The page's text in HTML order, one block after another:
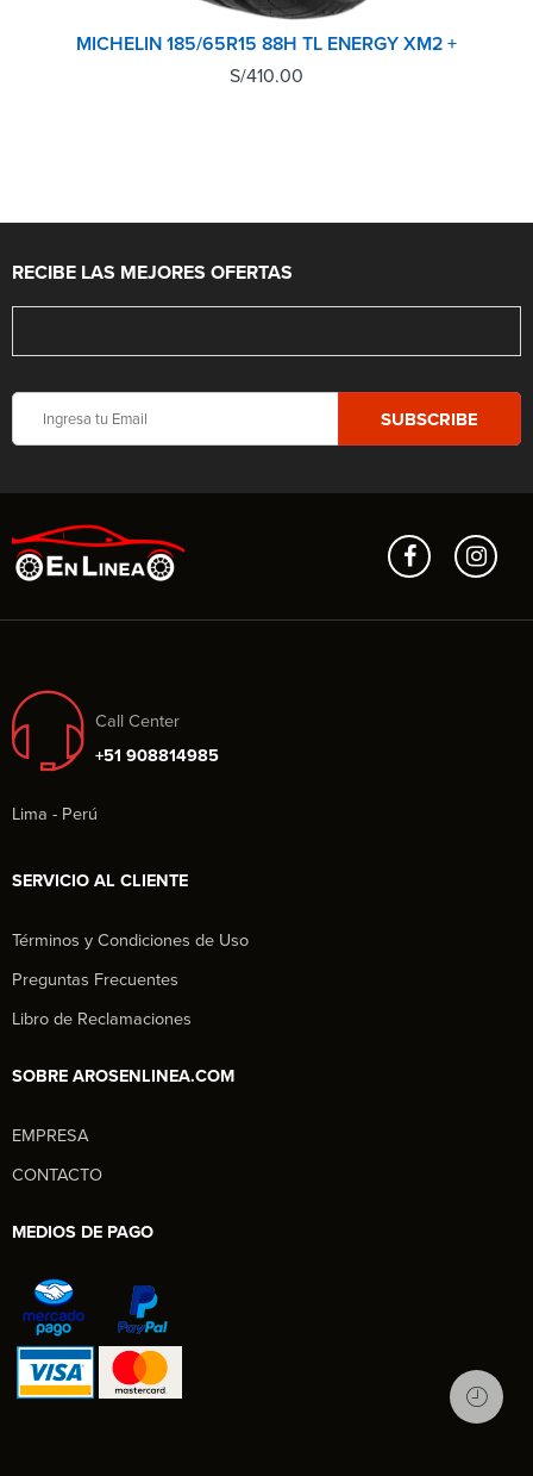
MICHELIN 185/65R15 88H TL ENERGY XM2 +
S/410.00
RECIBE LAS MEJORES OFERTAS
Call Center
+51 908814985
Lima - Perú
SERVICIO AL CLIENTE
Términos y Condiciones de Uso
Preguntas Frecuentes
Libro de Reclamaciones
SOBRE AROSENLINEA.COM
EMPRESA
CONTACTO
MEDIOS DE PAGO